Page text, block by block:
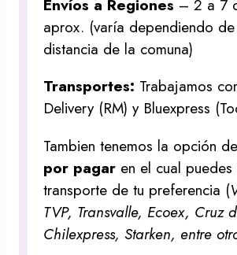
Envíos a Regiones – 2 a 7
aprox. (varía dependiendo
distancia de la comuna)
Transportes: Trabajamos
Delivery (RM) y Bluexpress
Tambien tenemos la opción
por pagar en el cual
transporte de tu preferencia (
TVP, Transvalle, Ecoex, Cruz
Chilexpress, Starken, entre